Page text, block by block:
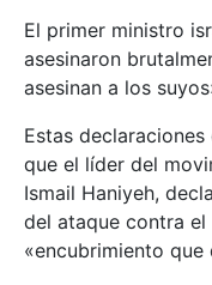
El primer ministro
asesinaron
asesinan a los
Estas
que el líder del
Ismail Haniyeh,
del ataque contra
«encubrimiento que